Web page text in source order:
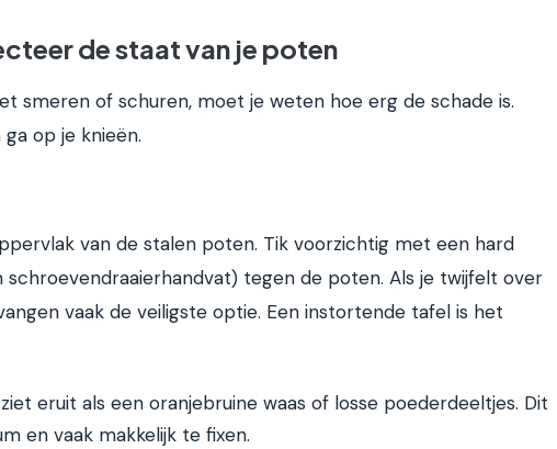
de staat van je poten
smeren of schuren, moet je weten hoe erg de schade is.
op je knieën.
van de stalen poten. Tik voorzichtig met een hard
schroevendraaierhandvat) tegen de poten. Als je twijfelt over
vaak de veiligste optie. Een instortende tafel is het
eruit als een oranjebruine waas of losse poederdeeltjes. Dit
en vaak makkelijk te fixen.